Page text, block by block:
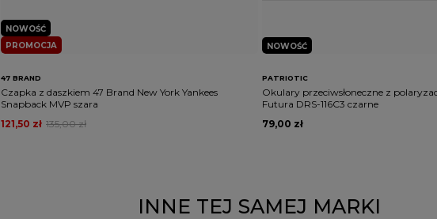
PROMOCJA
NOWOŚĆ
47 BRAND
Czapka z daszkiem 47 Brand New York Yankees
Snapback MVP szara
135,00 zł
121,50 zł
NOWOŚĆ
PATRIOTIC
Okulary przeciwsłoneczne z
Futura DRS-116C3 czarne
79,00 zł
INNE TEJ SAMEJ MARKI